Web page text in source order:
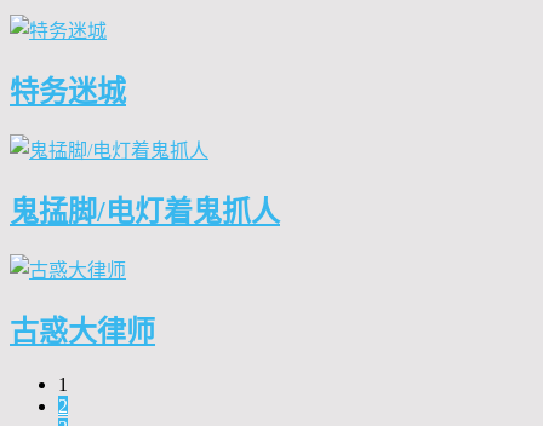
特务迷城
鬼掹脚/电灯着鬼抓人
古惑大律师
1
2